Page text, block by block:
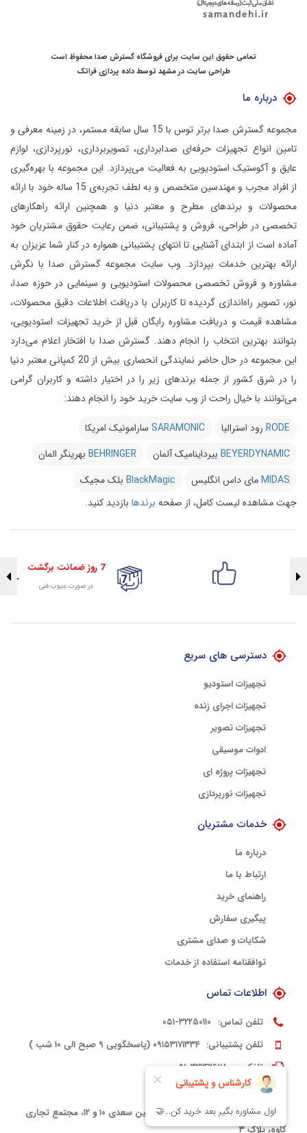
تمامی حقوق این سایت برای فروشگاه گسترش صدا محفوظ است
طراحی سایت در مشهد توسطداده پردازی فراتک
درباره ما
مجموعه گسترش صدا برتر توس با 15 سال سابقه مستمر، در زمینه معرفی و
تامین انواع تجهیزات حرفه‌ای صدابرداری، تصویربرداری، نورپردازی، لوازم
عایق و آکوستیک استودیویی به فعالیت می‌پردازد. این مجموعه با بهره‌گیری
از افراد مجرب و مهندسین متخصص و به لطف تجربه‌ی 15 ساله خود با ارائه
محصولات و برندهای مطرح و معتبر دنیا و همچنین ارائه راهکارهای
تخصصی در طراحی، فروش و پشتیبانی، ضمن رعایت حقوق مشتریان خود
آماده است از ابتدای آشنایی تا انتهای پشتیبانی همواره در کنار شما عزیزان به
ارائه بهترین خدمات بپردازد. وب سایت مجموعه گسترش صدا با نگرش
مشاوره و فروش تخصصی محصولات استودیویی و سینمایی در حوزه صدا،
نور، تصویر راه‌اندازی گردیده تا کاربران با دریافت اطلاعات دقیق محصولات،
مشاهده قیمت و دریافت مشاوره رایگان قبل از خرید تجهیزات استودیویی،
بتوانند بهترین انتخاب را انجام دهند. گسترش صدا با افتخار اعلام می‌دارد
این مجموعه در حال حاضر نمایندگی انحصاری بیش از 20 کمپانی معتبر دنیا
را در شرق کشور از جمله برندهای زیر را در اختیار داشته و کاربران گرامی
می‌توانند با خیال راحت از وب سایت خرید خود را انجام دهند:
RODE رود استرالیا SARAMONIC سارامونیک امریکا
BEYERDYNAMIC بیرداینامیک آلمان BEHRINGER بهرینگر المان
MIDASمای داس انگلیس BlackMagic بلک مجیک
جهت مشاهده لیست کامل، از صفحه برندها بازدید کنید.
7 روز ضمانت برگشت
در صورت عیوب فنی
دسترسی های سریع
تجهیزات استودیو
تجهیزات اجرای زنده
تجهیزات تصویر
ادوات موسیقی
تجهیزات پروژه ای
تجهیزات نورپردازی
خدمات مشتریان
درباره ما
ارتباط با ما
راهنمای خرید
پیگیری سفارش
شکایات و صدای مشتری
توافقنامه استفاده از خدمات
اطلاعات تماس
تلفن تماس: ۳۲۲۵۰۱۱۰-۰۵۱
تلفن پشتیبانی: ۰۹۱۵۳۱۷۱۳۳۴ (پاسخگویی ۹ صبح الی ۱۰ شب )
تلفکس:
۳۲۲۴۲۶۷۸-۰۵۱
کدپستی:
۹۱۳۳۳۹۴۵۶۱۵
آدرس:
مشهد، خیابان سعدی، بین سعدی ۱۰ و ۱۲، مجتمع تجاری